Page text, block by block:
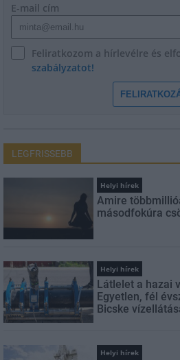
E-mail cím
Feliratkozom a hírlevélre és
szabályzatot!
LEGFRISSEBB
Helyi hírek
Amire
másodfokúra
Helyi hírek
Látlelet a hazai
Egyetlen, fél
Bicske
Helyi hírek